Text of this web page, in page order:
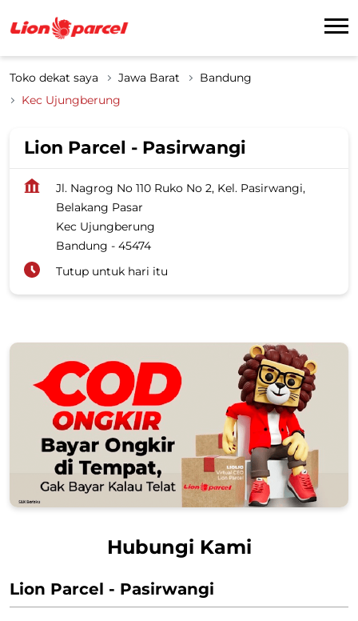
Toko dekat saya Jawa Barat
Bandung
Kec Ujungberung
Lion Parcel - Pasirwangi
Jl. Nagrog No 110 Ruko No 2, Kel. Pasirwangi,
Belakang Pasar
Kec Ujungberung
Bandung - 45474
Tutup untuk hari itu
Hubungi Kami
Lion Parcel - Pasirwangi